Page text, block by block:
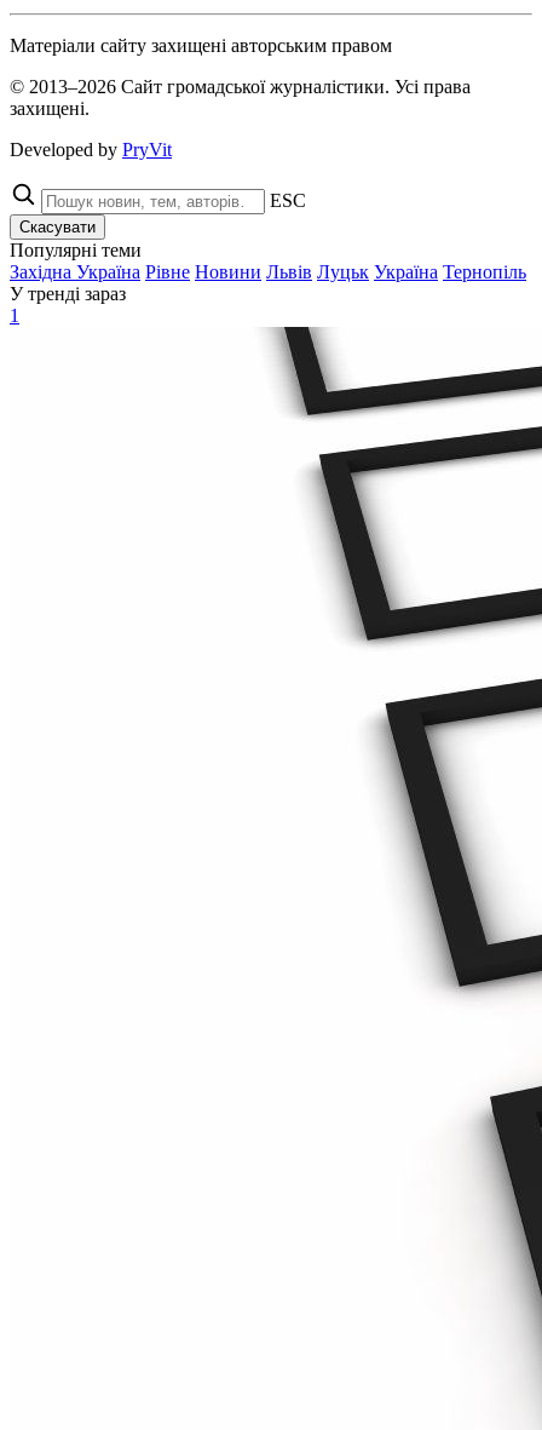
Матеріали сайту захищені авторським правом
© 2013–2026 Сайт громадської журналістики. Усі права
захищені.
Developed by PryVit
ESC
Скасувати
Популярні теми
Західна Україна Рівне Новини Львів Луцьк Україна Тернопіль
У тренді зараз
1